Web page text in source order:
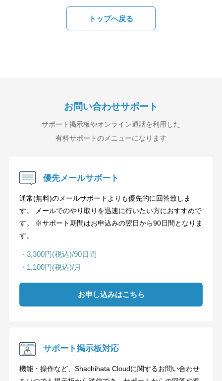
トップへ戻る
お問い合わせサポート
サポート掲示板やオンライン通話を利用した
有料サポートのメニューになります
優先メールサポート
通常(無料)のメールサポートよりも優先的に回答致しま
す。 メールでのやり取りを迅速に行いたい方におすすめで
す。 ※サポート期間はお申込みの翌日から90日間となりま
す。
・3,300円(税込)/90日間
・1,100円(税込)/月
お申し込みはこちら
サポート掲示板対応
機能・操作など、Shachihata Cloudに関するお問い合わせ